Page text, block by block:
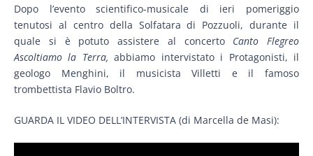
Dopo l’evento scientifico-musicale di ieri pomeriggio
tenutosi al centro della Solfatara di Pozzuoli, durante il
quale si è potuto assistere al concertoCanto Flegreo
Ascoltiamo la Terra,abbiamo intervistato i Protagonisti, il
geologo Menghini, il musicista Villetti e il famoso
trombettista Flavio Boltro.
GUARDA IL VIDEO DELL’INTERVISTA (di Marcella de Masi):